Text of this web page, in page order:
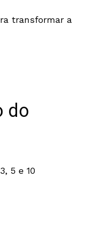
transformar a
do
5 e 10